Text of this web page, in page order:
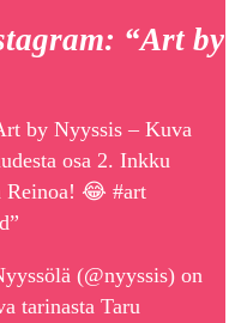
“Art by
by Nyyssis – Kuva
osa 2. Inkku
Reinoa! 😂 #art
(@nyyssis) on
tarinasta Taru